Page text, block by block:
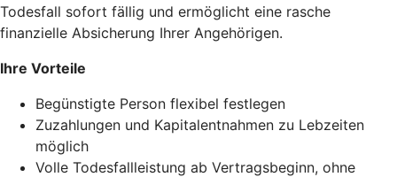
Todesfall sofort fällig und ermöglicht eine rasche
finanzielle Absicherung Ihrer Angehörigen.
Ihre Vorteile
Begünstigte Person flexibel festlegen
Zuzahlungen und Kapitalentnahmen zu Lebzeiten
möglich
Volle Todesfallleistung ab Vertragsbeginn, ohne